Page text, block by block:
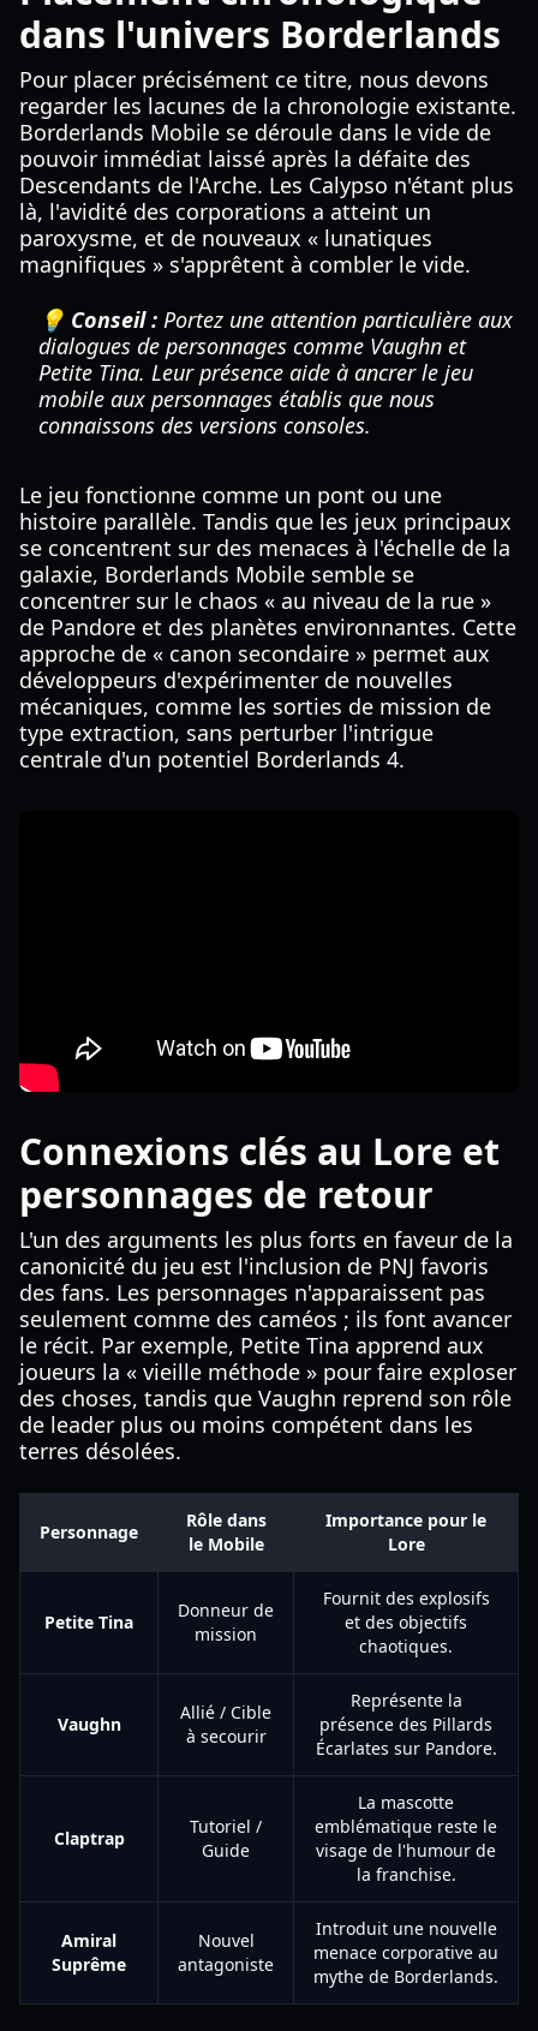
dans l'univers Borderlands
Pour placer précisément ce titre, nous devons
regarder les lacunes de la chronologie existante.
Borderlands Mobile se déroule dans le vide de
pouvoir immédiat laissé après la défaite des
Descendants de l'Arche. Les Calypso n'étant plus
là, l'avidité des corporations a atteint un
paroxysme, et de nouveaux « lunatiques
magnifiques » s'apprêtent à combler le vide.
💡 Conseil : Portez une attention particulière aux
dialogues de personnages comme Vaughn et
Petite Tina. Leur présence aide à ancrer le jeu
mobile aux personnages établis que nous
connaissons des versions consoles.
Le jeu fonctionne comme un pont ou une
histoire parallèle. Tandis que les jeux principaux
se concentrent sur des menaces à l'échelle de la
galaxie, Borderlands Mobile semble se
concentrer sur le chaos « au niveau de la rue »
de Pandore et des planètes environnantes. Cette
approche de « canon secondaire » permet aux
développeurs d'expérimenter de nouvelles
mécaniques, comme les sorties de mission de
type extraction, sans perturber l'intrigue
centrale d'un potentiel Borderlands 4.
Connexions clés au Lore et
personnages de retour
L'un des arguments les plus forts en faveur de la
canonicité du jeu est l'inclusion de PNJ favoris
des fans. Les personnages n'apparaissent pas
seulement comme des caméos ; ils font avancer
le récit. Par exemple, Petite Tina apprend aux
joueurs la « vieille méthode » pour faire exploser
des choses, tandis que Vaughn reprend son rôle
de leader plus ou moins compétent dans les
terres désolées.
Personnage
Rôle dans
le Mobile
Importance pour le
Lore
Petite Tina
Donneur de
mission
Fournit des explosifs
et des objectifs
chaotiques.
Vaughn
Allié / Cible
à secourir
Représente la
présence des Pillards
Écarlates sur Pandore.
Claptrap
Tutoriel /
Guide
La mascotte
emblématique reste le
visage de l'humour de
la franchise.
Amiral
Suprême
Nouvel
antagoniste
Introduit une nouvelle
menace corporative au
mythe de Borderlands.